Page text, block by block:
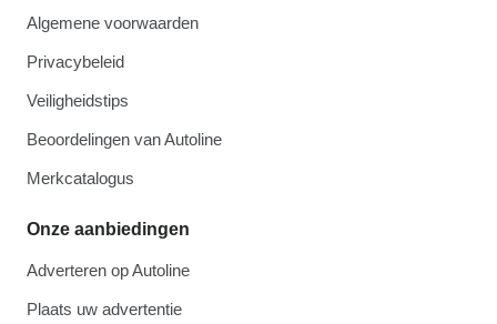
Algemene voorwaarden
Privacybeleid
Veiligheidstips
Beoordelingen van Autoline
Merkcatalogus
Onze aanbiedingen
Adverteren op Autoline
Plaats uw advertentie